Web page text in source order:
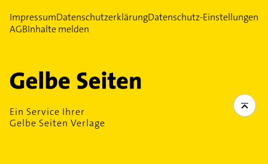
ImpressumDatenschutzerklärungDatenschutz-Einstellungen
AGBInhalte melden
Ein Service Ihrer
Gelbe Seiten Verlage